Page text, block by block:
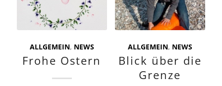
ALLGEMEIN, NEWS
Frohe Ostern
ALLGEMEIN, NEWS
Blick über die
Grenze